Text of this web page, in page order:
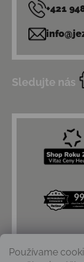
Používame
+421
Sledujte nás